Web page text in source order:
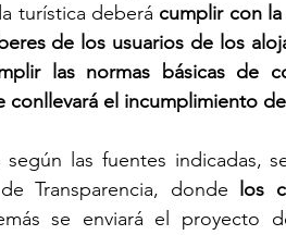
turística deberá cumplir con
de los usuarios de los
las normas básicas de
conllevará el incumplimiento
las fuentes indicadas,
Transparencia, donde
los
se enviará el proyecto